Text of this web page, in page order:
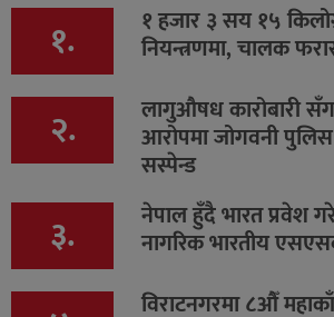
१. १ हजार ३ सय १५
नियन्त्रणमा, चालक
२. लागुऔषध कारोबारी
आरोपमा जोगवनी
सस्पेन्ड
३. नेपाल हुँदै भारत प्रवेश
नागरिक भारतीय
विराटनगरमा ८औँ